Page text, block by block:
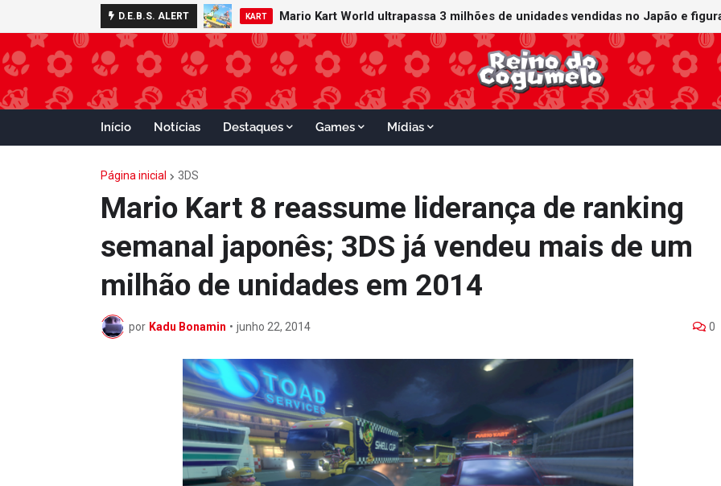
D.E.B.S. ALERT KART Mario Kart World ultrapassa 3 milhões de unidades vendidas no Japão e
NOTÍCIAS Minecraft ganha data no Nintendo Switch 2; Super Mario Mash-Up
Início Notícias Destaques Games Mídias
Página inicial 3DS
Mario Kart 8 reassume liderança de ranking
semanal japonês; 3DS já vendeu mais de um
milhão de unidades em 2014
por Kadu Bonamin • junho 22, 2014 0